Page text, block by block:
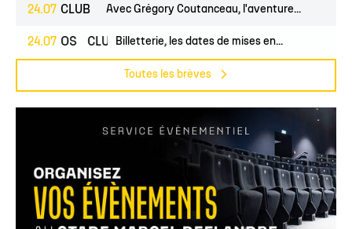
24.07 CLUB Avec Grégory Coutanceau, l'aventure...
24.07
PROS CLUB Billetterie, les dates de mises en...
Toutes les brèves